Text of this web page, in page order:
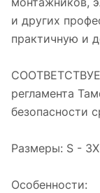
и других
практичную и
регламента
безопасности
Размеры: S -
Особенности: